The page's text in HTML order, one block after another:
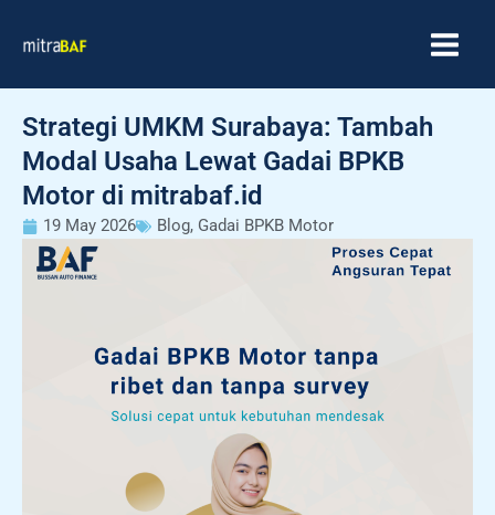
Strategi UMKM Surabaya: Tambah
Modal Usaha Lewat Gadai BPKB
Motor di mitrabaf.id
19 May 2026 Blog, Gadai BPKB Motor